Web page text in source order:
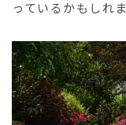
っているかもしれ